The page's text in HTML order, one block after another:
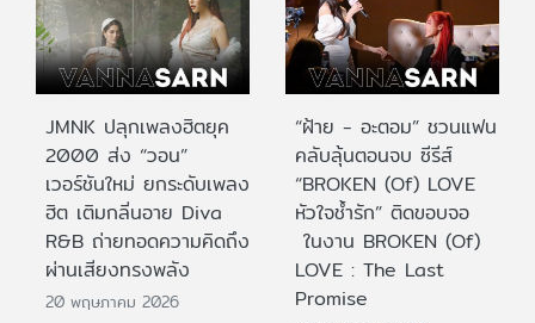
JMNK ปลุกเพลงฮิตยุค
2000 ส่ง “วอน”
เวอร์ชันใหม่ ยกระดับเพลง
ฮิต เติมกลิ่นอาย Diva
R&B ถ่ายทอดความคิดถึง
ผ่านเสียงทรงพลัง
20 พฤษภาคม 2026
“ฝ้าย - อะตอม” ชวนแฟน
คลับลุ้นตอนจบ ซีรีส์
“BROKEN (Of) LOVE
หัวใจช้ำรัก” ติดขอบจอ
ในงาน BROKEN (Of)
LOVE : The Last
Promise